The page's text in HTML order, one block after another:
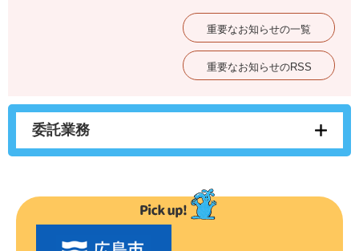
重要なお知らせの一覧
重要なお知らせのRSS
委託業務